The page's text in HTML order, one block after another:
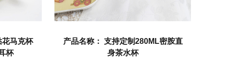
持定制280ML密胺直
身茶水杯
产品名称： 支持定制三聚氰胺儿